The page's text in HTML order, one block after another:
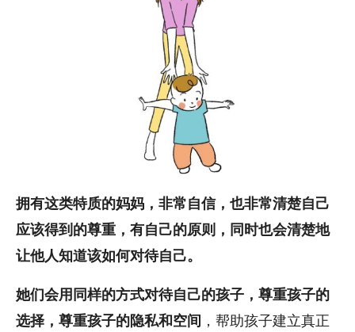
拥有这类特质的妈妈，非常自信，也非常清楚自己
应该得到的尊重，有自己的原则，同时也会清楚地
让他人知道该如何对待自己。
她们会用同样的方式对待自己的孩子，尊重孩子的
选择，尊重孩子的隐私和空间 ，帮助孩子建立真正